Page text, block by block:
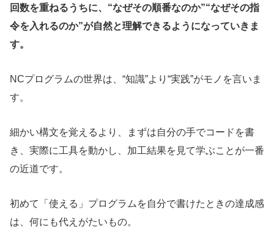
回数を重ねるうちに、“なぜその順番なのか”“なぜその指
令を入れるのか”が自然と理解できるようになっていきま
す。
NCプログラムの世界は、“知識”より“実践”がモノを言いま
す。
細かい構文を覚えるより、まずは自分の手でコードを書
き、実際に工具を動かし、加工結果を見て学ぶことが一番
の近道です。
初めて「使える」プログラムを自分で書けたときの達成感
は、何にも代えがたいもの。